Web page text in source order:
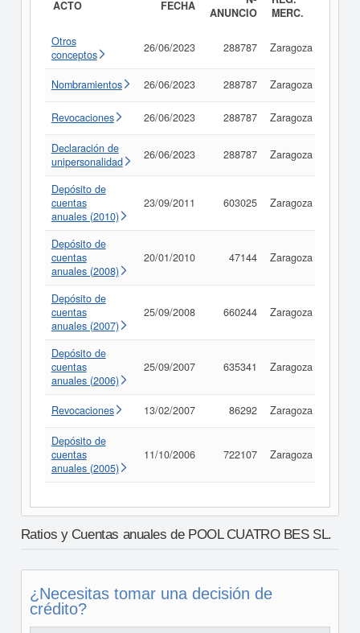
ACTO FECHA
ANUNCIO
MERC.
Otros
conceptos
26/06/2023 288787 Zaragoza
Nombramientos 26/06/2023 288787 Zaragoza
Revocaciones 26/06/2023 288787 Zaragoza
Declaración de
unipersonalidad
26/06/2023 288787 Zaragoza
Depósito de
cuentas
anuales (2010)
23/09/2011 603025 Zaragoza
Depósito de
cuentas
anuales (2008)
20/01/2010 47144 Zaragoza
Depósito de
cuentas
anuales (2007)
25/09/2008 660244 Zaragoza
Depósito de
cuentas
anuales (2006)
25/09/2007 635341 Zaragoza
Revocaciones 13/02/2007 86292 Zaragoza
Depósito de
cuentas
anuales (2005)
11/10/2006 722107 Zaragoza
Ratios y Cuentas anuales de POOL CUATRO BES SL.
¿Necesitas tomar una decisión de
crédito?